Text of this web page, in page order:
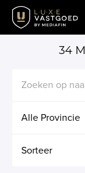
34
Alle Provincie
Sorteer